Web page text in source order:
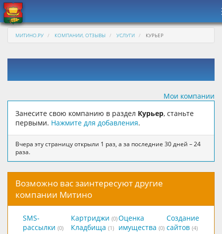
МИТИНО.РУ КОМПАНИИ, ОТЗЫВЫ УСЛУГИ КУРЬЕР
Мои компании
Занесите свою компанию в раздел Курьер, станьте
первыми. Нажмите для добавления.
Вчера эту страницу открыли 1 раз, а за последние 30 дней – 24
раза.
Возможно вас заинтересуют другие
компании Митино
SMS-
рассылки (0)
Картриджи (0)
Кладбища (1)
Оценка
имущества (0)
Создание
сайтов (4)